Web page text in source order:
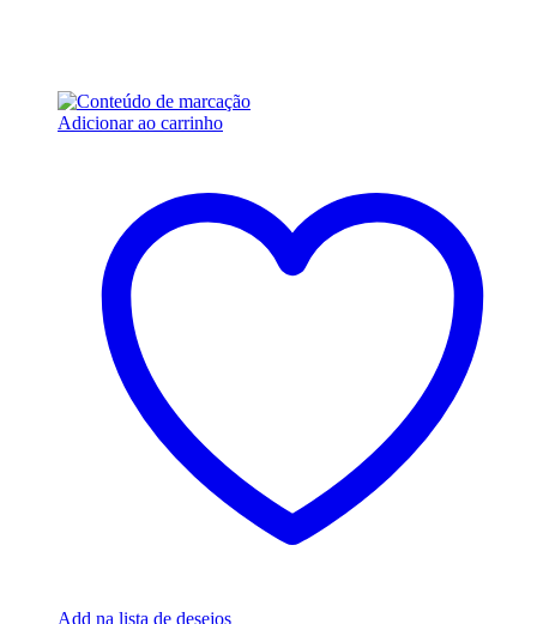
Adicionar ao carrinho
Add na lista de desejos